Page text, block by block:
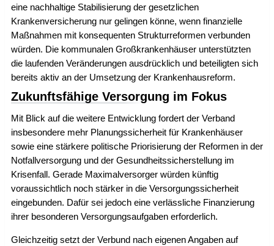
eine nachhaltige Stabilisierung der gesetzlichen
Krankenversicherung nur gelingen könne, wenn finanzielle
Maßnahmen mit konsequenten Strukturreformen verbunden
würden. Die kommunalen Großkrankenhäuser unterstützten
die laufenden Veränderungen ausdrücklich und beteiligten sich
bereits aktiv an der Umsetzung der Krankenhausreform.
Zukunftsfähige Versorgung im Fokus
Mit Blick auf die weitere Entwicklung fordert der Verband
insbesondere mehr Planungssicherheit für Krankenhäuser
sowie eine stärkere politische Priorisierung der Reformen in der
Notfallversorgung und der Gesundheitssicherstellung im
Krisenfall. Gerade Maximalversorger würden künftig
voraussichtlich noch stärker in die Versorgungssicherheit
eingebunden. Dafür sei jedoch eine verlässliche Finanzierung
ihrer besonderen Versorgungsaufgaben erforderlich.
Gleichzeitig setzt der Verbund nach eigenen Angaben auf